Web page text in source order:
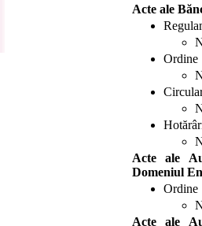
Acte ale
Ordine
Acte ale
Domeniul
Ordine
Acte ale